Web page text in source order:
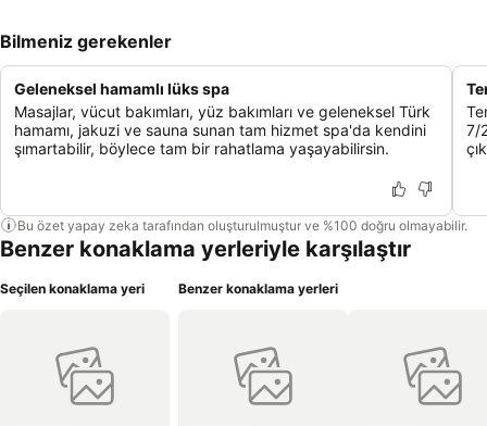
Bilmeniz gerekenler
Geleneksel hamamlı lüks spa
Masajlar, vücut bakımları, yüz bakımları ve geleneksel Türk
hamamı, jakuzi ve sauna sunan tam hizmet spa'da kendini
şımartabilir, böylece tam bir rahatlama yaşayabilirsin.
7/
Bu özet yapay zeka tarafından oluşturulmuştur ve %100 doğru olmayabilir.
Benzer konaklama yerleriyle karşılaştır
Seçilen konaklama yeri Benzer konaklama yerleri